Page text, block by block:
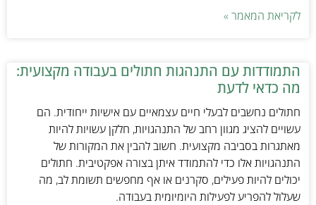
לקריאת המאמר »
התמודדות עם התנהגות חתולים בעבודה מקצועית:
מה כדאי לדעת
חתולים נחשבים לבעלי חיים עצמאיים עם אישיות ייחודית. הם
עשויים להציג מגוון רחב של התנהגויות, חלקן עשויות להיות
מאתגרות בסביבה מקצועית. חשוב להבין את המקורות של
התנהגויות אלו כדי להתמודד איתן בצורה אפקטיבית. חתולים
יכולים להיות פעילים, סקרנים או אף מחפשים תשומת לב, מה
שעלול להפריע לפעילות היומיומית בעבודה.